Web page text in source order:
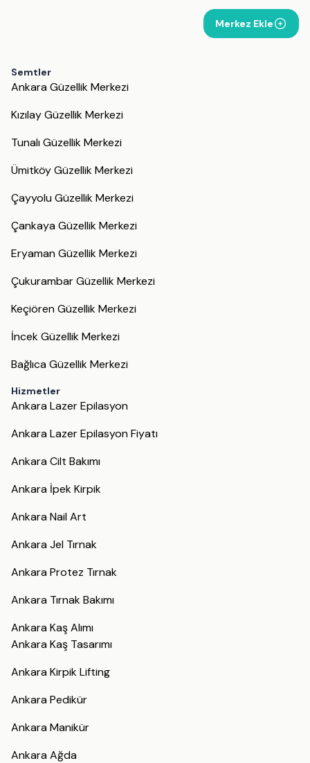
Merkez Ekle
Semtler
Ankara Güzellik Merkezi
Kızılay Güzellik Merkezi
Tunalı Güzellik Merkezi
Ümitköy Güzellik Merkezi
Çayyolu Güzellik Merkezi
Çankaya Güzellik Merkezi
Eryaman Güzellik Merkezi
Çukurambar Güzellik Merkezi
Keçiören Güzellik Merkezi
İncek Güzellik Merkezi
Bağlıca Güzellik Merkezi
Hizmetler
Ankara Lazer Epilasyon
Ankara Lazer Epilasyon Fiyatı
Ankara Cilt Bakımı
Ankara İpek Kirpik
Ankara Nail Art
Ankara Jel Tırnak
Ankara Protez Tırnak
Ankara Tırnak Bakımı
Ankara Kaş Alımı
Ankara Kaş Tasarımı
Ankara Kirpik Lifting
Ankara Pedikür
Ankara Manikür
Ankara Ağda